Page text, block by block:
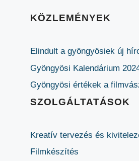
KÖZLEMÉNYEK
Elindult a gyöngyösiek új
Gyöngyösi Kalendárium
Gyöngyösi értékek a
SZOLGÁLTATÁSOK
Kreatív tervezés és
Filmkészítés